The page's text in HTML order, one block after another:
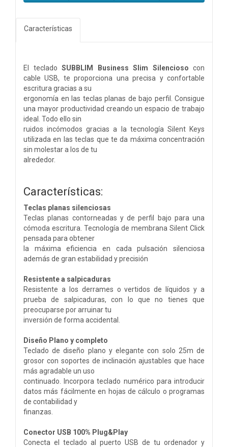
Características
El teclado SUBBLIM Business Slim Silencioso con
cable USB, te proporciona una precisa y confortable
escritura gracias a su
ergonomía en las teclas planas de bajo perfil. Consigue
una mayor productividad creando un espacio de trabajo
ideal. Todo ello sin
ruidos incómodos gracias a la tecnología Silent Keys
utilizada en las teclas que te da máxima concentración
sin molestar a los de tu
alrededor.
Características:
Teclas planas silenciosas
Teclas planas contorneadas y de perfil bajo para una
cómoda escritura. Tecnología de membrana Silent Click
pensada para obtener
la máxima eficiencia en cada pulsación silenciosa
además de gran estabilidad y precisión
Resistente a salpicaduras
Resistente a los derrames o vertidos de líquidos y a
prueba de salpicaduras, con lo que no tienes que
preocuparse por arruinar tu
inversión de forma accidental.
Diseño Plano y completo
Teclado de diseño plano y elegante con solo 25m de
grosor con soportes de inclinación ajustables que hace
más agradable un uso
continuado. Incorpora teclado numérico para introducir
datos más fácilmente en hojas de cálculo o programas
de contabilidad y
finanzas.
Conector USB 100% Plug&Play
Conecta el teclado al puerto USB de tu ordenador y